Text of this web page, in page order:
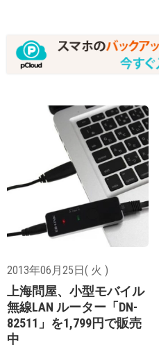
2013年06月25日( 火 )
上海問屋、小型モバイル
無線LAN ルーター「DN-
82511」を1,799円で販売
中